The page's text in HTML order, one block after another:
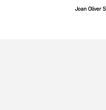
Joan Oliver